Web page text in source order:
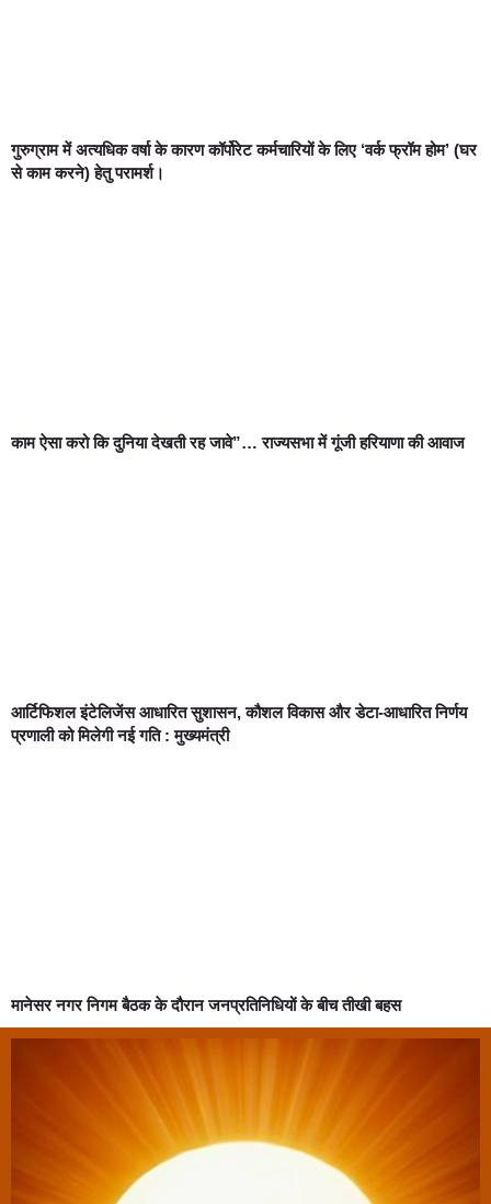
गुरुग्राम में अत्यधिक वर्षा के कारण कॉर्पोरेट कर्मचारियों के लिए ‘वर्क फ्रॉम होम’ (घर
से काम करने) हेतु परामर्श।
काम ऐसा करो कि दुनिया देखती रह जावे”… राज्यसभा में गूंजी हरियाणा की आवाज
आर्टिफिशल इंटेलिजेंस आधारित सुशासन, कौशल विकास और डेटा-आधारित निर्णय
प्रणाली को मिलेगी नई गति : मुख्यमंत्री
मानेसर नगर निगम बैठक के दौरान जनप्रतिनिधियों के बीच तीखी बहस